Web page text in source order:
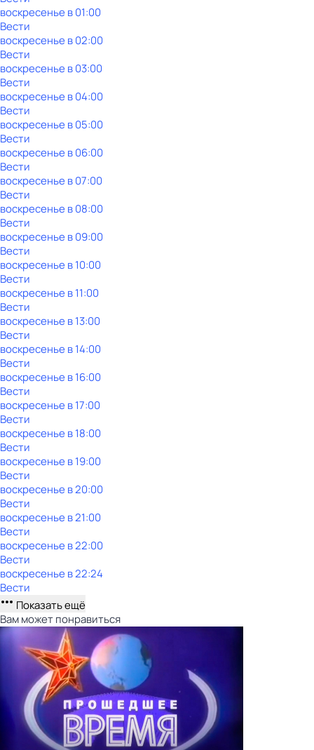
воскресенье в01:00
Вести
воскресенье в02:00
Вести
воскресенье в03:00
Вести
воскресенье в04:00
Вести
воскресенье в05:00
Вести
воскресенье в06:00
Вести
воскресенье в07:00
Вести
воскресенье в08:00
Вести
воскресенье в09:00
Вести
воскресенье в10:00
Вести
воскресенье в11:00
Вести
воскресенье в13:00
Вести
воскресенье в14:00
Вести
воскресенье в16:00
Вести
воскресенье в17:00
Вести
воскресенье в18:00
Вести
воскресенье в19:00
Вести
воскресенье в20:00
Вести
воскресенье в21:00
Вести
воскресенье в22:00
Вести
воскресенье в22:24
Вести
Показать ещё
Вам может понравиться